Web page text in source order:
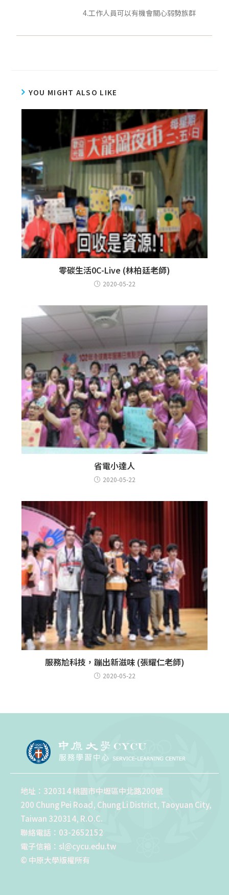
4.工作人員可以有機會關心弱勢族群
YOU MIGHT ALSO LIKE
零碳生活0C-Live (林柏廷老師)
2020-05-22
省電小達人
2020-05-22
服務尬科技，蹦出新滋味 (張耀仁老師)
2020-05-22
地址：320314 桃園市中壢區中北路200號
200 Chung Pei Road, Chung Li District, Taoyuan City,
Taiwan 320314, R.O.C.
聯絡電話：03-2652152
電子信箱：sl@cycu.edu.tw
© 中原大學版權所有